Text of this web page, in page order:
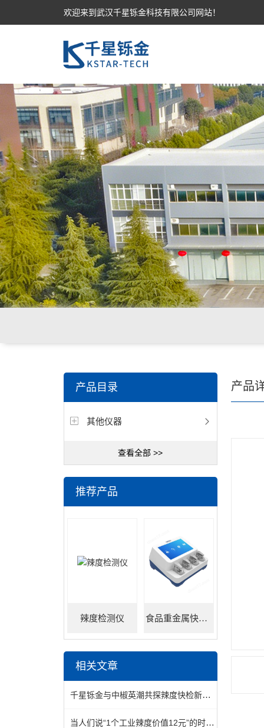
欢迎来到武汉千星铄金科技有限公司网站！
产品目录
其他仪器
查看全部 >>
推荐产品
辣度检测仪 食品重金属快速检测仪
相关文章
千星铄金与中椒英潮共探辣度快检新技术！
当人们说“1个工业辣度价值12元”的时候，他们到底在说什么？
产品